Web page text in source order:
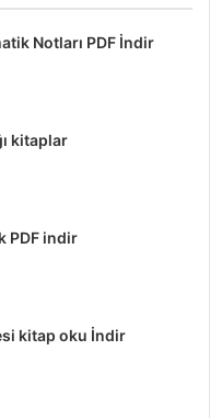
Notları PDF İndir
kitaplar
PDF indir
kitap oku İndir